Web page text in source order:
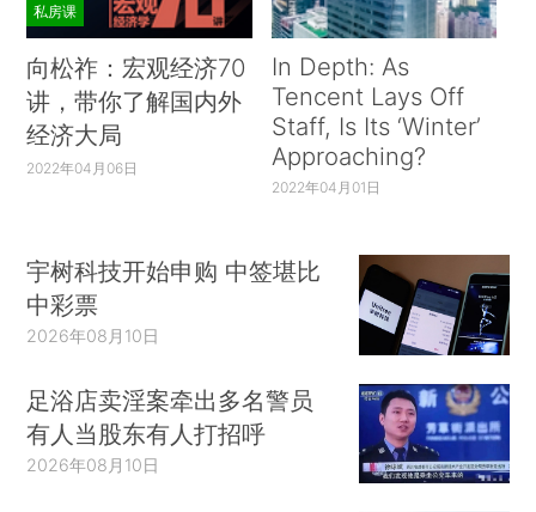
私房课
向松祚：宏观经济70
讲，带你了解国内外
经济大局
2022年04月06日
In Depth: As
Tencent Lays Off
Staff, Is Its ‘Winter’
Approaching?
2022年04月01日
宇树科技开始申购 中签堪比
中彩票
2026年08月10日
足浴店卖淫案牵出多名警员
有人当股东有人打招呼
2026年08月10日